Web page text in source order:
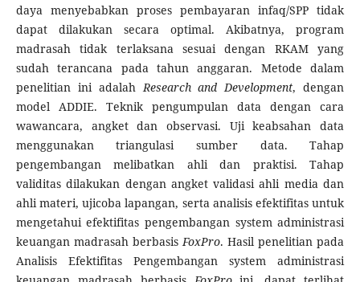
daya menyebabkan proses pembayaran infaq/SPP tidak
dapat dilakukan secara optimal. Akibatnya, program
madrasah tidak terlaksana sesuai dengan RKAM yang
sudah terancana pada tahun anggaran. Metode dalam
penelitian ini adalahResearch and Development, dengan
model ADDIE. Teknik pengumpulan data dengan cara
wawancara, angket dan observasi. Uji keabsahan data
menggunakan triangulasi sumber data. Tahap
pengembangan melibatkan ahli dan praktisi. Tahap
validitas dilakukan dengan angket validasi ahli media dan
ahli materi, ujicoba lapangan, serta analisis efektifitas untuk
mengetahui efektifitas pengembangan system administrasi
keuangan madrasah berbasisFoxPro. Hasil penelitian pada
Analisis Efektifitas Pengembangan system administrasi